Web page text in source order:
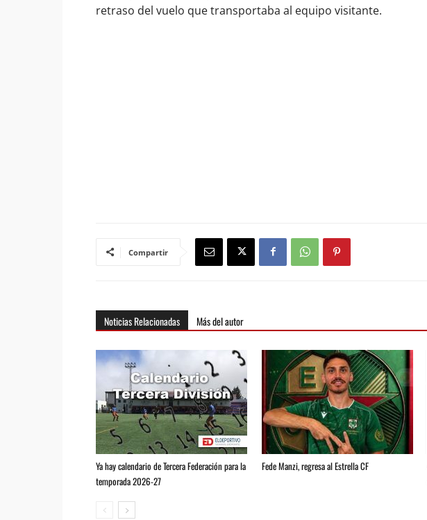
retraso del vuelo que transportaba al equipo visitante.
Compartir
Noticias Relacionadas Más del autor
Ya hay calendario de Tercera Federación para la
temporada 2026-27
Fede Manzi, regresa al Estrella CF